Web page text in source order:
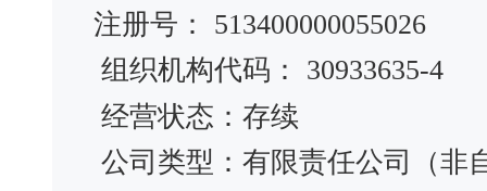
注册号： 513400000055026
组织机构代码： 30933635-4
经营状态：存续
公司类型：有限责任公司（非